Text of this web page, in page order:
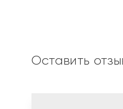
Оставить